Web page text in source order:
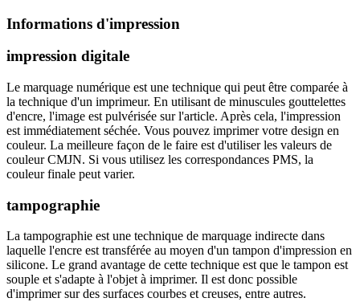
Informations d'impression
impression digitale
Le marquage numérique est une technique qui peut être comparée à
la technique d'un imprimeur. En utilisant de minuscules gouttelettes
d'encre, l'image est pulvérisée sur l'article. Après cela, l'impression
est immédiatement séchée. Vous pouvez imprimer votre design en
couleur. La meilleure façon de le faire est d'utiliser les valeurs de
couleur CMJN. Si vous utilisez les correspondances PMS, la
couleur finale peut varier.
tampographie
La tampographie est une technique de marquage indirecte dans
laquelle l'encre est transférée au moyen d'un tampon d'impression en
silicone. Le grand avantage de cette technique est que le tampon est
souple et s'adapte à l'objet à imprimer. Il est donc possible
d'imprimer sur des surfaces courbes et creuses, entre autres.